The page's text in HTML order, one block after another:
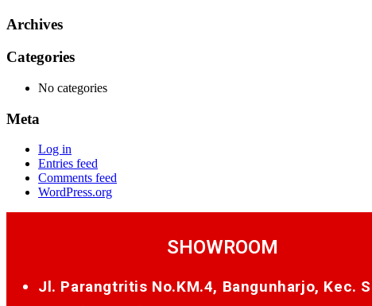
Archives
Categories
No categories
Meta
Log in
Entries feed
Comments feed
WordPress.org
SHOWROOM
Jl. Parangtritis No.KM.4, Bangunharjo, Kec.